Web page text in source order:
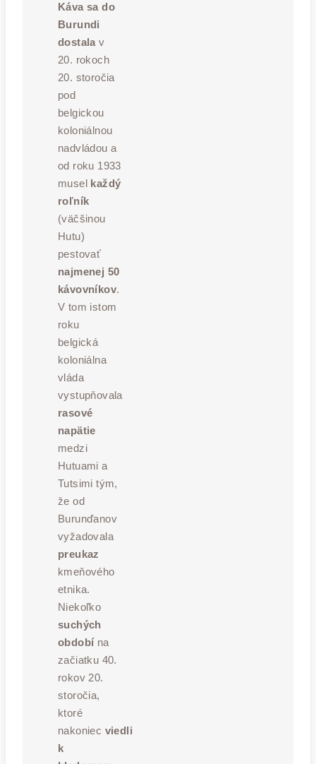
Káva sa do
Burundi
dostala v
20. rokoch
20. storočia
pod
belgickou
koloniálnou
nadvládou a
od roku 1933
musel každý
roľník
(väčšinou
Hutu)
pestovať
najmenej 50
kávovníkov.
V tom istom
roku
belgická
koloniálna
vláda
vystupňovala
rasové
napätie
medzi
Hutuami a
Tutsimi tým,
že od
Burunďanov
vyžadovala
preukaz
kmeňového
etnika.
Niekoľko
suchých
obdobína
začiatku 40.
rokov 20.
storočia,
ktoré
nakoniec viedli
k